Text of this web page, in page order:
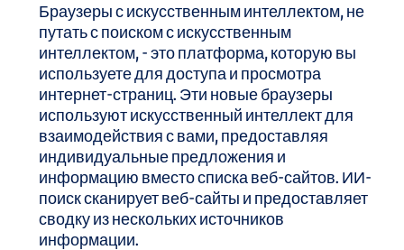
Браузеры с искусственным интеллектом, не
путать с поиском с искусственным
интеллектом, - это платформа, которую вы
используете для доступа и просмотра
интернет-страниц. Эти новые браузеры
используют искусственный интеллект для
взаимодействия с вами, предоставляя
индивидуальные предложения и
информацию вместо списка веб-сайтов. ИИ-
поиск сканирует веб-сайты и предоставляет
сводку из нескольких источников
информации.